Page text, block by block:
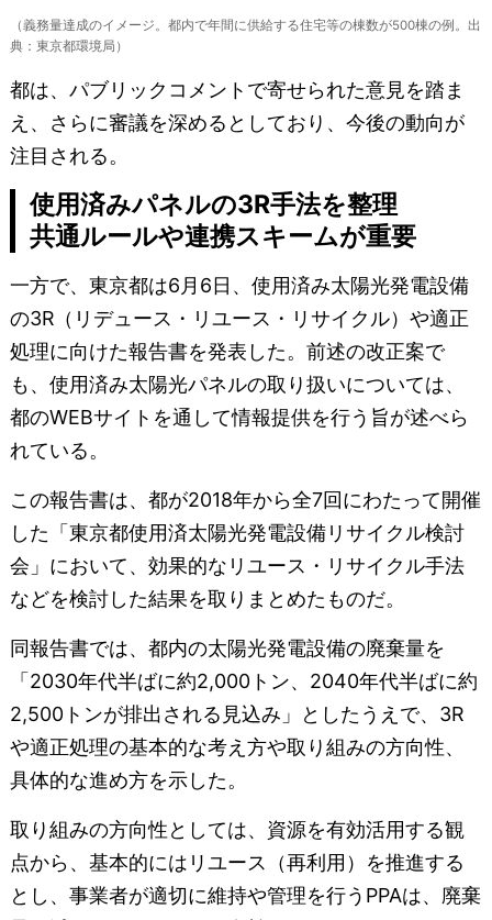
（義務量達成のイメージ。都内で年間に供給する住宅等の棟数が500棟の例。出
典：東京都環境局）
都は、パブリックコメントで寄せられた意見を踏ま
え、さらに審議を深めるとしており、今後の動向が
注目される。
使用済みパネルの3R手法を整理
共通ルールや連携スキームが重要
一方で、東京都は6月6日、使用済み太陽光発電設備
の3R（リデュース・リユース・リサイクル）や適正
処理に向けた報告書を発表した。前述の改正案で
も、使用済み太陽光パネルの取り扱いについては、
都のWEBサイトを通して情報提供を行う旨が述べら
れている。
この報告書は、都が2018年から全7回にわたって開催
した「東京都使用済太陽光発電設備リサイクル検討
会」において、効果的なリユース・リサイクル手法
などを検討した結果を取りまとめたものだ。
同報告書では、都内の太陽光発電設備の廃棄量を
「2030年代半ばに約2,000トン、2040年代半ばに約
2,500トンが排出される見込み」としたうえで、3R
や適正処理の基本的な考え方や取り組みの方向性、
具体的な進め方を示した。
取り組みの方向性としては、資源を有効活用する観
点から、基本的にはリユース（再利用）を推進する
とし、事業者が適切に維持や管理を行うPPAは、廃棄